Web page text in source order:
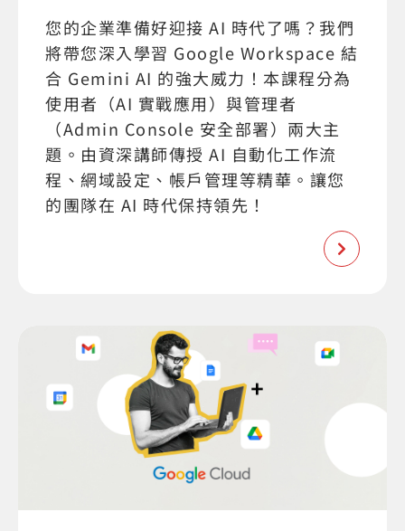
您的企業準備好迎接 AI 時代了嗎？我們
將帶您深入學習 Google Workspace 結
合 Gemini AI 的強大威力！本課程分為
使用者（AI 實戰應用）與管理者
（Admin Console 安全部署）兩大主
題。由資深講師傳授 AI 自動化工作流
程、網域設定、帳戶管理等精華。讓您
的團隊在 AI 時代保持領先！